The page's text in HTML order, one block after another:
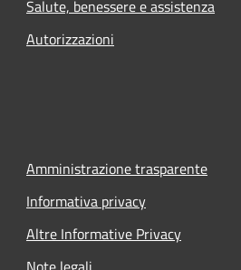
Salute, benessere e assistenza
Autorizzazioni
Amministrazione trasparente
Informativa privacy
Altre Informative Privacy